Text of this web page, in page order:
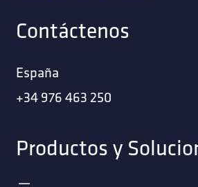
Contáctenos
España
+34 976 463 250
Productos y